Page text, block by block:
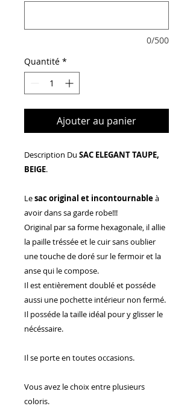
0/500
Quantité *
Ajouter au panier
Description Du SAC ELEGANT TAUPE,
BEIGE.
Lesac original et incontournableà
avoir dans sa garde robe!!!
Original par sa forme hexagonale, il allie
la paille tréssée et le cuir sans oublier
une touche de doré sur le fermoir et la
anse qui le compose.
Il est entièrement doublé et posséde
aussi une pochette intérieur non fermé.
Il posséde la taille idéal pour y glisser le
nécéssaire.
Il se porte en toutes occasions.
Vous avez le choix entre plusieurs
coloris.